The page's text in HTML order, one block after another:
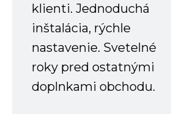
klienti. Jednoduchá
inštalácia, rýchle
nastavenie. Svetelné
roky pred ostatnými
doplnkami obchodu.